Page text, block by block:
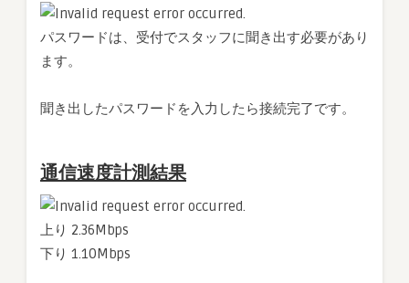
パスワードは、受付でスタッフに聞き出す必要があり
ます。
聞き出したパスワードを入力したら接続完了です。
通信速度計測結果
上り 2.36Mbps
下り 1.10Mbps